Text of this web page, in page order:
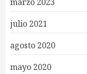
julio 2021
agosto 2020
mayo 2020